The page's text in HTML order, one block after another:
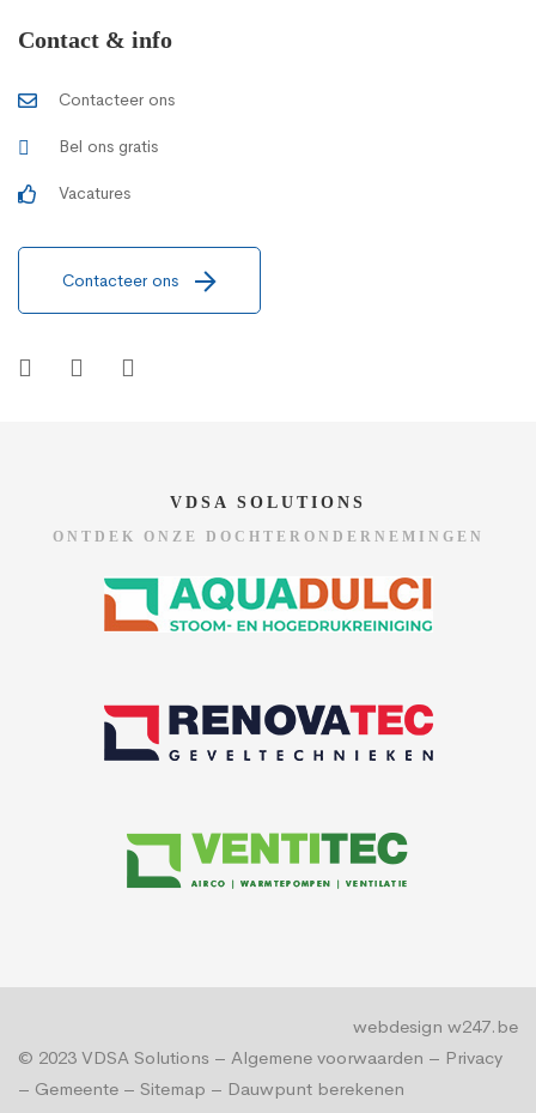
Contact & info
Contacteer ons
Bel ons gratis
Vacatures
Contacteer ons
VDSA SOLUTIONS
ONTDEK ONZE DOCHTERONDERNEMINGEN
© 2023 VDSA Solutions – Algemene voorwaarden – Privacy
– Gemeente – Sitemap – Dauwpunt berekenen
webdesign w247.be